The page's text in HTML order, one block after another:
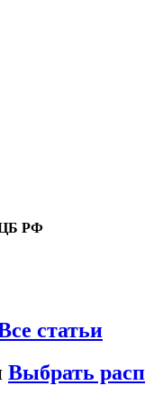
ЦБ РФ
статьи
Выбрать